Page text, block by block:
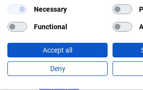
Eintrittspreise
Saisonkarten
Besuch mit Beeinträchtigungen
Tierparkordnung
Spenden
Barrierefreiheit
Tiere und Park
Tierlexikon
Necessary
Functional
Accept all
Deny